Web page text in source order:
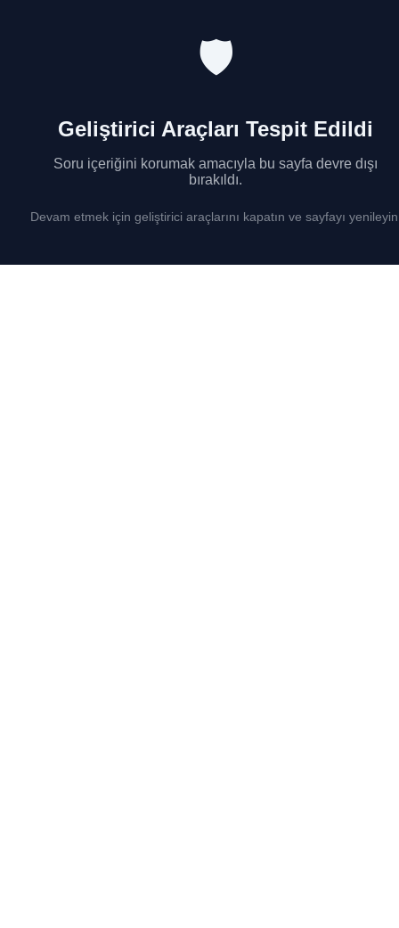
🛡️
Geliştirici Araçları Tespit Edildi
Soru içeriğini korumak amacıyla bu sayfa devre dışı
bırakıldı.
Devam etmek için geliştirici araçlarını kapatın ve sayfayı